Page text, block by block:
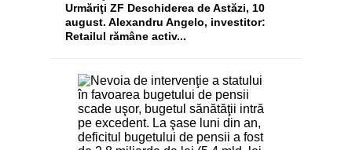
Urmăriţi ZF Deschiderea de Astăzi, 10
august. Alexandru Angelo, investitor:
Retailul rămâne activ...